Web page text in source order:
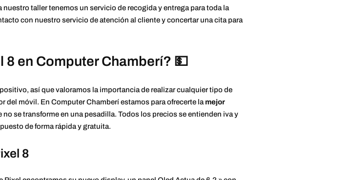
nuestro taller tenemos un servicio de recogida y entrega para toda la
con nuestro servicio de atención al cliente y concertar una cita para
en Computer Chamberí? 💵
así que valoramos la importancia de realizar cualquier tipo de
del móvil. En Computer Chamberí estamos para ofrecerte la mejor
no se transforme en una pesadilla. Todos los precios se entienden iva y
de forma rápida y gratuita.
8